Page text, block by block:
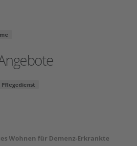
Wohnen für Demenz-Erkrankte